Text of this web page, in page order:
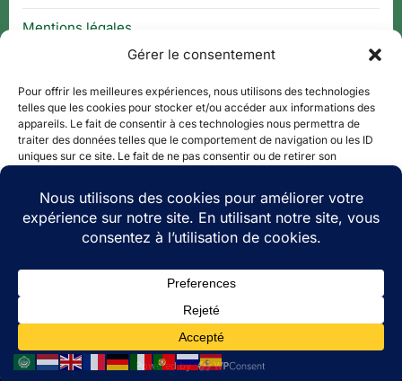
Gérer le consentement
Pour offrir les meilleures expériences, nous utilisons des technologies
telles que les cookies pour stocker et/ou accéder aux informations des
appareils. Le fait de consentir à ces technologies nous permettra de
traiter des données telles que le comportement de navigation ou les ID
uniques sur ce site. Le fait de ne pas consentir ou de retirer son
Accepter
Refuser
Voir les préférences
Politique de cookiesCGU
Mentions légales
Thématique
QUE FAIRE À ?
Copyright © 2026 Le Tourisme Revisité.
Theme: Oceanly Green by
Social media & sharing icons powered by